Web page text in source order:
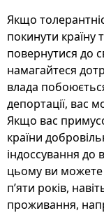
Якщо
покинути країну
повернутися до
намагайтеся
влада
депортації, вас
Якщо вас
країни
індоссування до
цьому ви можете
п’яти років,
проживання,